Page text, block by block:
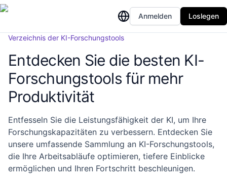
Anmelden Loslegen
Verzeichnis der KI-Forschungstools
Entdecken Sie die besten KI-
Forschungstools für mehr
Produktivität
Entfesseln Sie die Leistungsfähigkeit der KI, um Ihre
Forschungskapazitäten zu verbessern. Entdecken Sie
unsere umfassende Sammlung an KI-Forschungstools,
die Ihre Arbeitsabläufe optimieren, tiefere Einblicke
ermöglichen und Ihren Fortschritt beschleunigen.